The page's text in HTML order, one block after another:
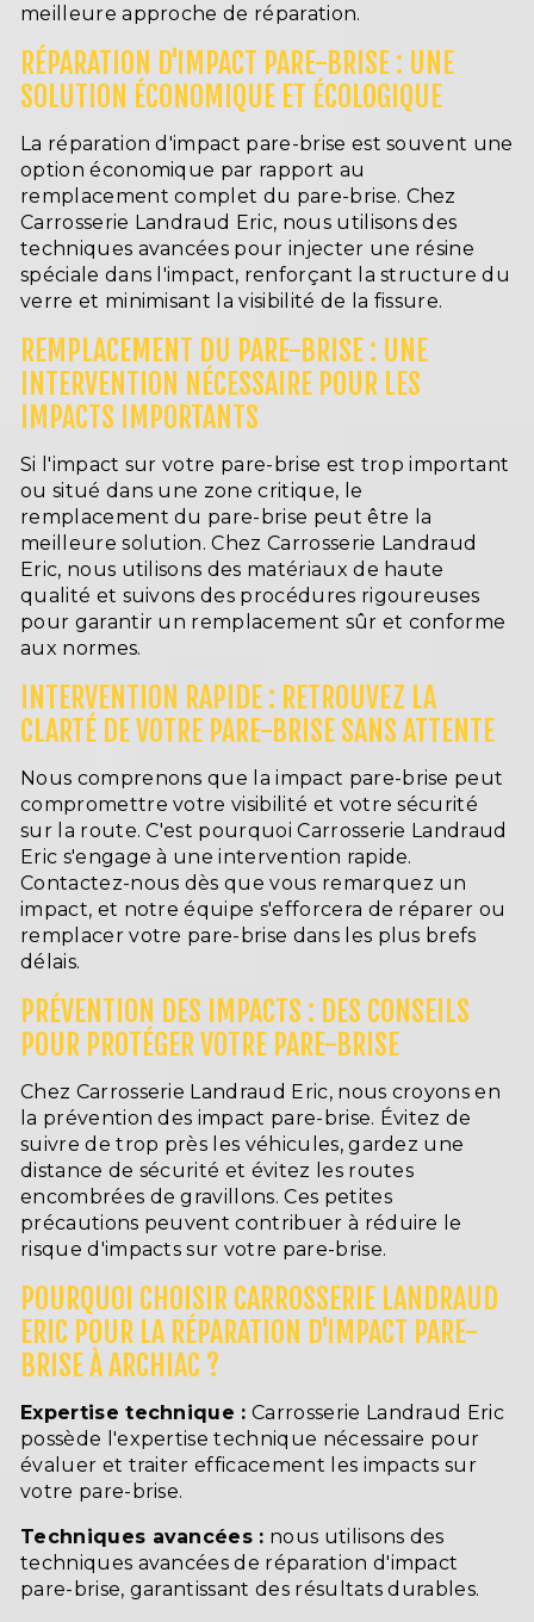
meilleure approche de réparation.
RÉPARATION D'IMPACT PARE-BRISE : UNE
SOLUTION ÉCONOMIQUE ET ÉCOLOGIQUE
La réparation d'impact pare-brise est souvent une
option économique par rapport au
remplacement complet du pare-brise. Chez
Carrosserie Landraud Eric, nous utilisons des
techniques avancées pour injecter une résine
spéciale dans l'impact, renforçant la structure du
verre et minimisant la visibilité de la fissure.
REMPLACEMENT DU PARE-BRISE : UNE
INTERVENTION NÉCESSAIRE POUR LES
IMPACTS IMPORTANTS
Si l'impact sur votre pare-brise est trop important
ou situé dans une zone critique, le
remplacement du pare-brise peut être la
meilleure solution. Chez Carrosserie Landraud
Eric, nous utilisons des matériaux de haute
qualité et suivons des procédures rigoureuses
pour garantir un remplacement sûr et conforme
aux normes.
INTERVENTION RAPIDE : RETROUVEZ LA
CLARTÉ DE VOTRE PARE-BRISE SANS ATTENTE
Nous comprenons que la impact pare-brise peut
compromettre votre visibilité et votre sécurité
sur la route. C'est pourquoi Carrosserie Landraud
Eric s'engage à une intervention rapide.
Contactez-nous dès que vous remarquez un
impact, et notre équipe s'efforcera de réparer ou
remplacer votre pare-brise dans les plus brefs
délais.
PRÉVENTION DES IMPACTS : DES CONSEILS
POUR PROTÉGER VOTRE PARE-BRISE
Chez Carrosserie Landraud Eric, nous croyons en
la prévention des impact pare-brise. Évitez de
suivre de trop près les véhicules, gardez une
distance de sécurité et évitez les routes
encombrées de gravillons. Ces petites
précautions peuvent contribuer à réduire le
risque d'impacts sur votre pare-brise.
POURQUOI CHOISIR CARROSSERIE LANDRAUD
ERIC POUR LA RÉPARATION D'IMPACT PARE-
BRISE À ARCHIAC ?
Expertise technique : Carrosserie Landraud Eric
possède l'expertise technique nécessaire pour
évaluer et traiter efficacement les impacts sur
votre pare-brise.
Techniques avancées : nous utilisons des
techniques avancées de réparation d'impact
pare-brise, garantissant des résultats durables.